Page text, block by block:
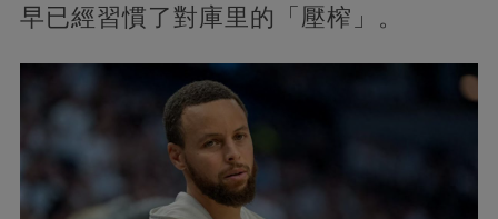
早已經習慣了對庫里的「壓榨」。